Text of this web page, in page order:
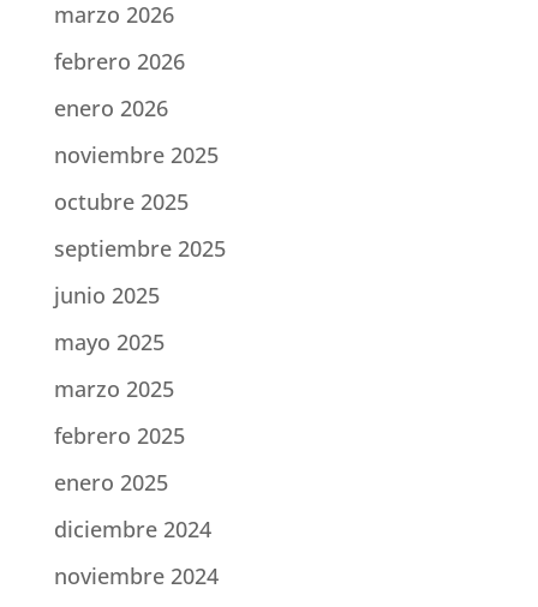
marzo 2026
febrero 2026
enero 2026
noviembre 2025
octubre 2025
septiembre 2025
junio 2025
mayo 2025
marzo 2025
febrero 2025
enero 2025
diciembre 2024
noviembre 2024